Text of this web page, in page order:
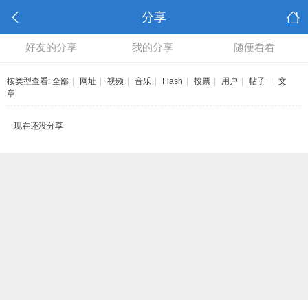
分享
好友的分享 我的分享 随便看看
按类型查看: 全部 网址 视频 音乐 Flash 投票 用户 帖子
文
章
现在还没分享